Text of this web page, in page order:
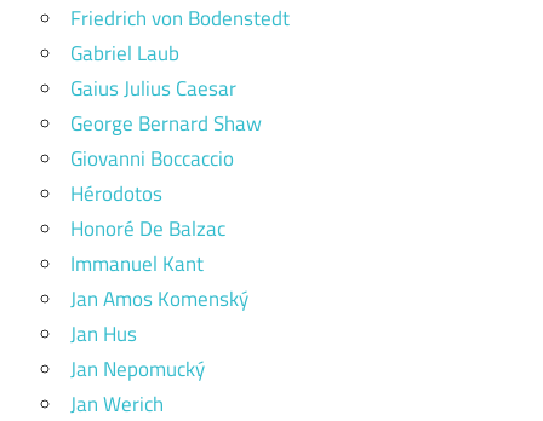
Friedrich von Bodenstedt
Gabriel Laub
Gaius Julius Caesar
George Bernard Shaw
Giovanni Boccaccio
Hérodotos
Honoré De Balzac
Immanuel Kant
Jan Amos Komenský
Jan Hus
Jan Nepomucký
Jan Werich